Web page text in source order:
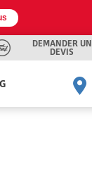
DEMANDER UN
DEVIS